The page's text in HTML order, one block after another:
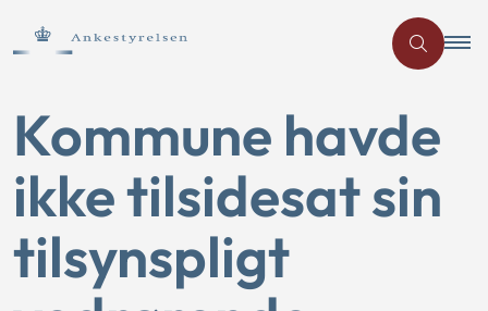
Kommune havde
ikke tilsidesat sin
tilsynspligt